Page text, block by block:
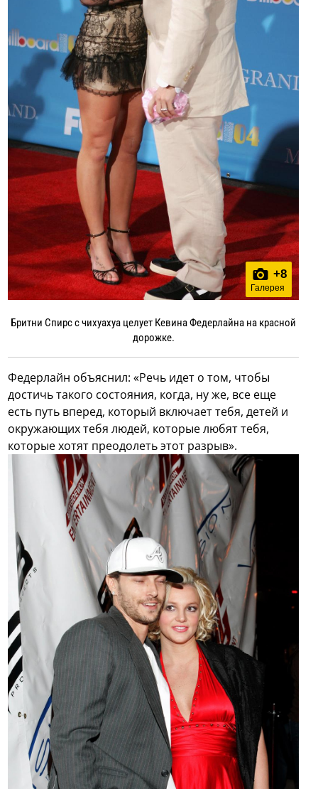
+8
Галерея
Бритни Спирс с чихуахуа целует Кевина Федерлайна на красной
дорожке.
Федерлайн объяснил: «Речь идет о том, чтобы
достичь такого состояния, когда, ну же, все еще
есть путь вперед, который включает тебя, детей и
окружающих тебя людей, которые любят тебя,
которые хотят преодолеть этот разрыв».